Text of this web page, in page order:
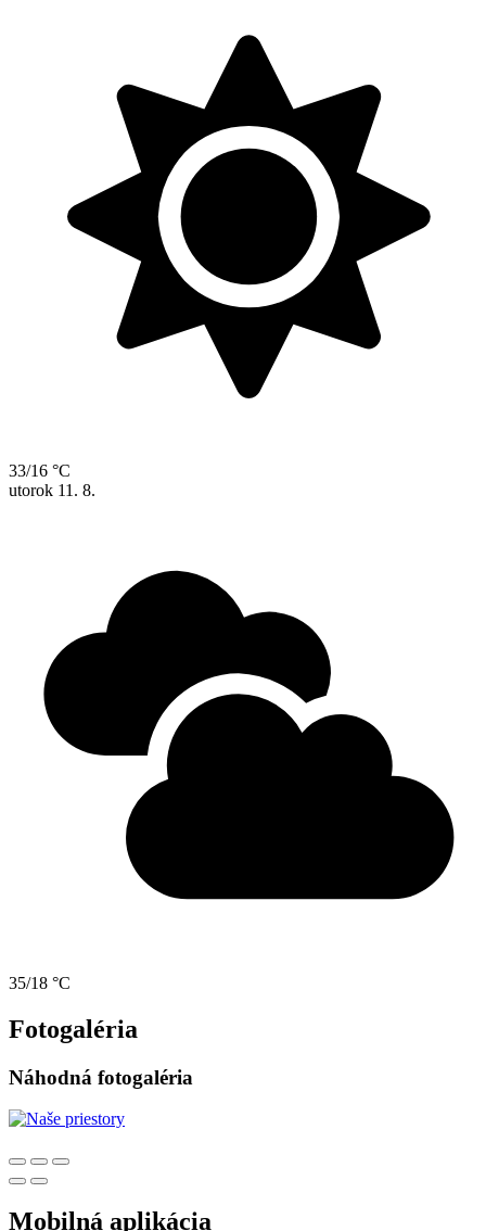
33/16 °C
utorok 11. 8.
35/18 °C
Fotogaléria
Náhodná fotogaléria
Mobilná aplikácia